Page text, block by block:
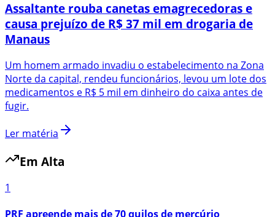
Assaltante rouba canetas emagrecedoras e
causa prejuízo de R$ 37 mil em drogaria de
Manaus
Um homem armado invadiu o estabelecimento na Zona
Norte da capital, rendeu funcionários, levou um lote dos
medicamentos e R$ 5 mil em dinheiro do caixa antes de
fugir.
Ler matéria
Em Alta
1
PRF apreende mais de 70 quilos de mercúrio